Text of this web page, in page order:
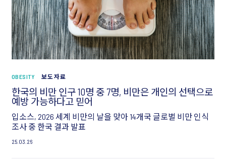
OBESITY 보도 자료
한국의 비만 인구 10명 중 7명, 비만은 개인의 선택으로
예방 가능하다고 믿어
입소스, 2026 세계 비만의 날을 맞아 14개국 글로벌 비만 인식
조사 중 한국 결과 발표
25.03.26